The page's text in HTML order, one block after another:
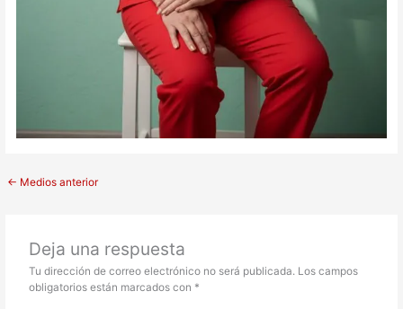
← Medios anterior
Deja una respuesta
Tu dirección de correo electrónico no será publicada. Los campos
obligatorios están marcados con *